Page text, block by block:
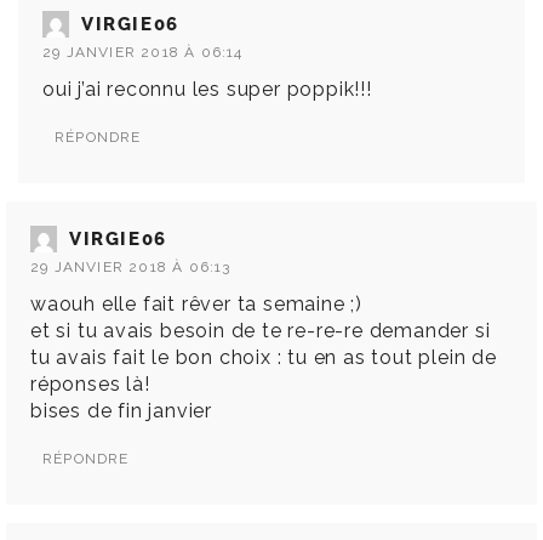
VIRGIE06
29 JANVIER 2018 À 06:14
oui j’ai reconnu les super poppik!!!
RÉPONDRE
VIRGIE06
29 JANVIER 2018 À 06:13
waouh elle fait rêver ta semaine ;)
et si tu avais besoin de te re-re-re demander si
tu avais fait le bon choix : tu en as tout plein de
réponses là!
bises de fin janvier
RÉPONDRE